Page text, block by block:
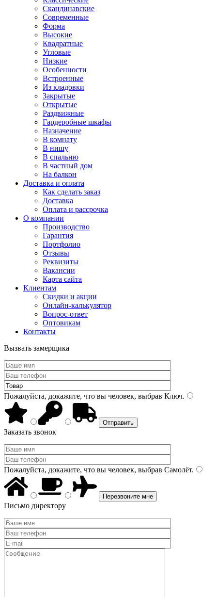
Скандинавские
Современные
Форма
Высокие
Квадратные
Угловые
Низкие
Особенности
Встроенные
Из кладовки
Закрытые
Открытые
Раздвижные
Гардеробные шкафы
Назначение
В комнату
В нишу
В спальню
В частный дом
На балкон
Доставка и оплата
Как сделать заказ
Доставка
Оплата и рассрочка
О компании
Производство
Гарантия
Портфолио
Отзывы
Реквизиты
Вакансии
Карта сайта
Клиентам
Скидки и акции
Онлайн-калькулятор
Вопрос-ответ
Оптовикам
Контакты
Вызвать замерщика
Пожалуйста, докажите, что вы человек, выбрав Ключ.
Заказать звонок
Пожалуйста, докажите, что вы человек, выбрав Самолёт.
Письмо директору